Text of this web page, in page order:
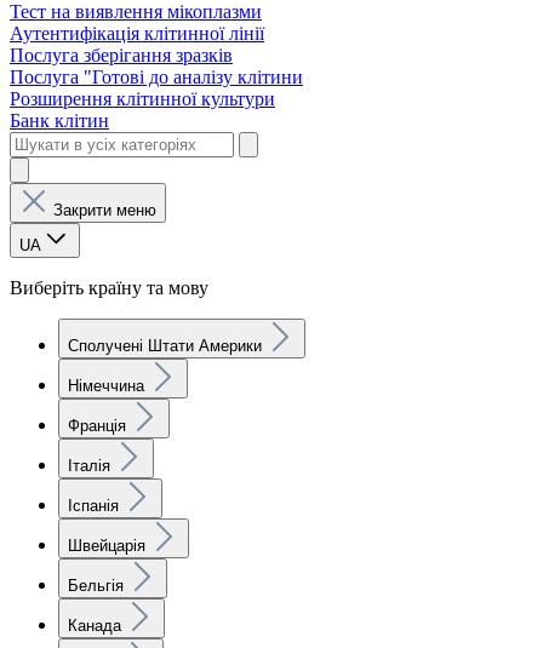
Тест на виявлення мікоплазми
Аутентифікація клітинної лінії
Послуга зберігання зразків
Послуга "Готові до аналізу клітини
Розширення клітинної культури
Банк клітин
Закрити меню
UA
Виберіть країну та мову
Сполучені Штати Америки
Німеччина
Франція
Італія
Іспанія
Швейцарія
Бельгія
Канада